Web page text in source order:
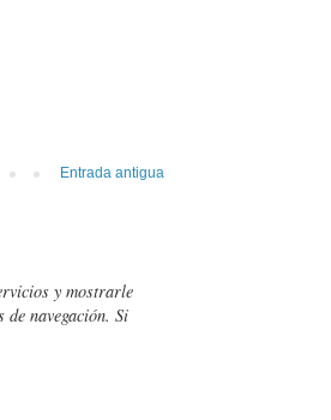
Entrada antigua
y mostrarle
navegación. Si